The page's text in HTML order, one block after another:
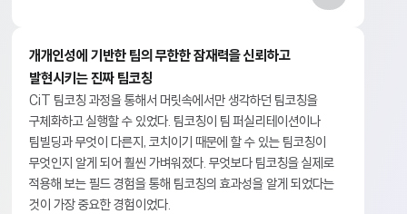
개개인성에 기반한 팀의 무한한 잠재력을 신뢰하고
발현시키는 진짜 팀코칭
CiT 팀코칭 과정을 통해서 머릿속에서만 생각하던 팀코칭을
구체화하고 실행할 수 있었다. 팀코칭이 팀 퍼실리테이션이나
팀빌딩과 무엇이 다른지, 코치이기 때문에 할 수 있는 팀코칭이
무엇인지 알게 되어 훨씬 가벼워졌다. 무엇보다 팀코칭을 실제로
적용해 보는 필드 경험을 통해 팀코칭의 효과성을 알게 되었다는
것이 가장 중요한 경험이었다.